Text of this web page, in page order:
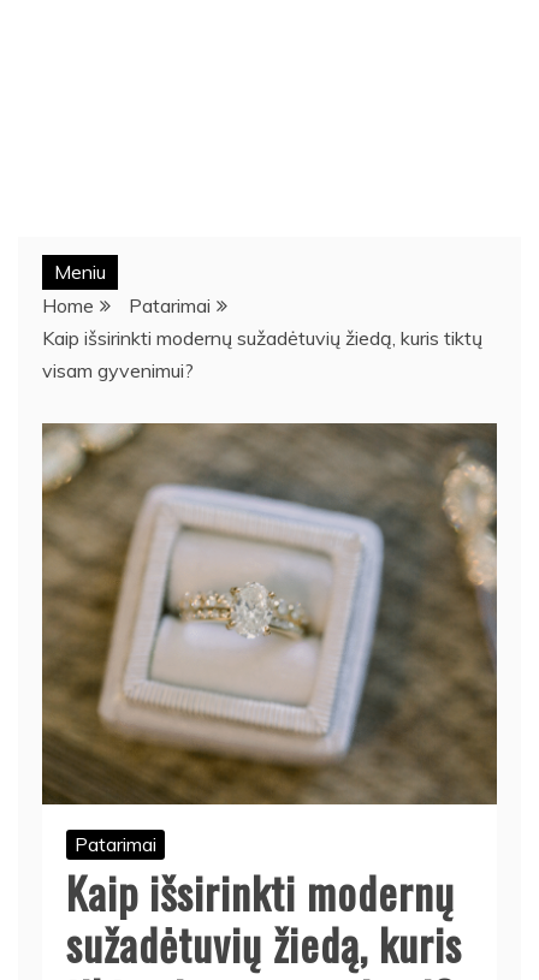
Meniu
Home
Patarimai
Kaip išsirinkti modernų sužadėtuvių žiedą, kuris tiktų
visam gyvenimui?
Patarimai
Kaip išsirinkti modernų
sužadėtuvių žiedą, kuris